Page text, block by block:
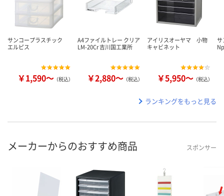
サンコープラスチック
エルピス
￥1,590～ （税込）
A4ファイルトレー クリア
LM-20Cr 吉川国工業所
￥2,880～ （税込）
アイリスオーヤマ 小物
キャビネット
￥5,950～ （税込）
サ
ランキングをもっと見る
メーカーからのおすすめ商品 スポンサー